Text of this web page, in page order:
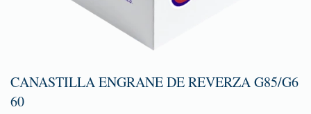
CANASTILLA ENGRANE DE REVERZA G85/G6
60